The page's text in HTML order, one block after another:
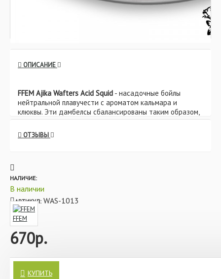
ОПИСАНИЕ
FFEM Ajika Wafters Acid Squid - насадочные бойлы
нейтральной плавучести с ароматом кальмара и
клюквы. Эти дамбелсы сбалансированы таким образом,
что позволяют приподнимать крючки стандартных
размеров, презентуя их на лопатке и жале.
часто используется при ловле карпа и зарекомендовала
себя как суперуловистая на многих российских
водоемах.
За счет своей структуры, бойлы не теряют плавучести
после суток пребывания в воде. FFEM Wafters могут
использоваться как самостоятельная насадка, так и в
комбинации с тонущими и плавающими бойлами. При
нейтральной плавучести будут суперуловистой
насадкой.
ОТЗЫВЫ
670р.
НАЛИЧИЕ:
В наличии
АРТИКУЛ: WAS-1013
FFEM
КУПИТЬ
Бойлы нейтральной плавучести FFEM Ajika Wafters Acid Squid
(Кальмар & Клюква) 10x13 мм — это не просто насадка, а